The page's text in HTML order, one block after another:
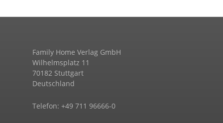
Family Home Verlag GmbH
Wilhelmsplatz 11
70182 Stuttgart
Deutschland
Telefon: +49 711 96666-0